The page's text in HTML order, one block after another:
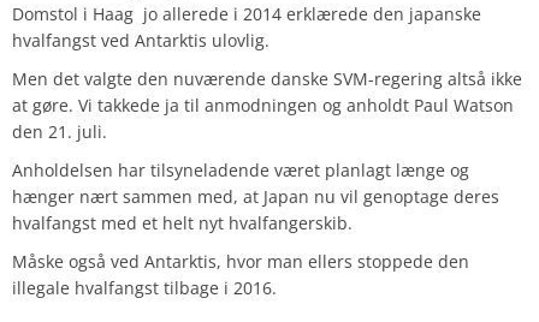
Domstol i Haag jo allerede i 2014 erklærede den japanske
hvalfangst ved Antarktis ulovlig.
Men det valgte den nuværende danske SVM-regering altså ikke
at gøre. Vi takkede ja til anmodningen og anholdt Paul Watson
den 21. juli.
Anholdelsen har tilsyneladende været planlagt længe og
hænger nært sammen med, at Japan nu vil genoptage deres
hvalfangst med et helt nyt hvalfangerskib.
Måske også ved Antarktis, hvor man ellers stoppede den
illegale hvalfangst tilbage i 2016.